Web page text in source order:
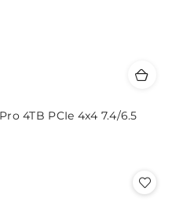
4TB PCIe 4x4 7.4/6.5